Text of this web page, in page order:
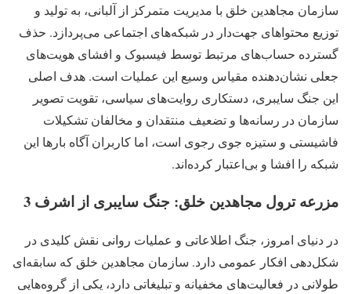
سازمان مجاهدین خلق با مدیریت متمرکز از آلبانی، به تولید و
توزیع محتواهای جهت‌دار در شبکه‌های اجتماعی می‌پردازد. حذف
گسترده حساب‌های مرتبط توسط فیسبوک و افشای هویت‌های
جعلی نشان‌دهنده مقیاس وسیع این عملیات است. هدف اصلی
این جنگ سایبری، دستکاری روایت‌های سیاسی، تقویت تصویر
سازمان در رسانه‌ها و تضعیف منتقدان و مخالفان تشکیلات
فاشیستی و ستیزه جوی رجوی است، اما کاربران آگاه بارها این
شبکه را افشا و بی‌اعتبار کرده‌اند.
مزرعه ترول مجاهدین خلق: جنگ سایبری از اشرف 3
در دنیای امروز، جنگ اطلاعاتی و عملیات روانی نقش کلیدی در
شکل‌دهی افکار عمومی دارد. سازمان مجاهدین خلق که سابقه‌ای
طولانی در فعالیت‌های مخفیانه و تبلیغاتی دارد، یکی از گروه‌هایی